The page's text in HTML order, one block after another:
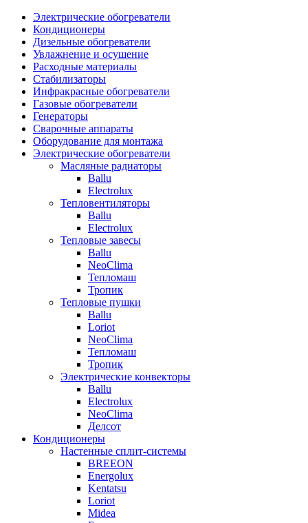
Электрические обогреватели
Кондиционеры
Дизельные обогреватели
Увлажнение и осушение
Расходные материалы
Стабилизаторы
Инфракрасные обогреватели
Газовые обогреватели
Генераторы
Сварочные аппараты
Оборудование для монтажа
Электрические обогреватели
Масляные радиаторы
Ballu
Electrolux
Тепловентиляторы
Ballu
Electrolux
Тепловые завесы
Ballu
NeoClima
Тепломаш
Тропик
Тепловые пушки
Ballu
Loriot
NeoClima
Тепломаш
Тропик
Электрические конвекторы
Ballu
Electrolux
NeoClima
Делсот
Кондиционеры
Настенные сплит-системы
BREEON
Energolux
Kentatsu
Loriot
Midea